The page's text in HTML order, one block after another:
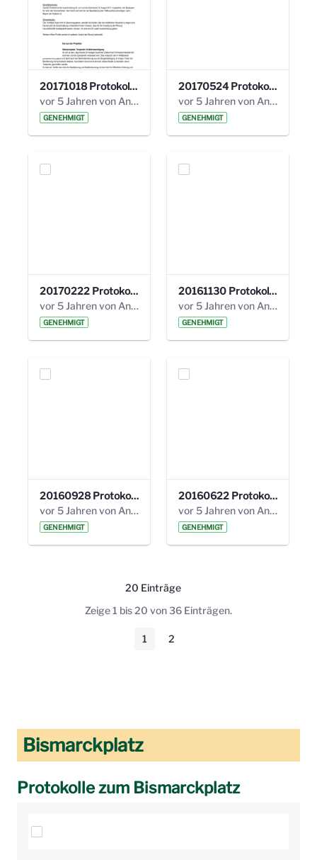
20171018 Protokoll 21. Steuerungskreis.pdf
vor 5 Jahren von Anni Schlumberger
GENEHMIGT
20170524 Protokoll 20. Steuerungskreis.pdf
vor 5 Jahren von Anni Schlumberger
GENEHMIGT
20170222 Protokoll 19. Steuerungskreis.pdf
vor 5 Jahren von Anni Schlumberger
GENEHMIGT
20161130 Protokoll 18. Steuerungskreis.pdf
vor 5 Jahren von Anni Schlumberger
GENEHMIGT
20160928 Protokoll 17. Steuerungskreis.pdf
vor 5 Jahren von Anni Schlumberger
GENEHMIGT
20160622 Protokoll 16. Steuerungskreis.pdf
vor 5 Jahren von Anni Schlumberger
GENEHMIGT
20 Einträge
Pro Seite
Zeige 1 bis 20 von 36 Einträgen.
Seite
1 Seite
2
Bismarckplatz
Protokolle zum Bismarckplatz
Elemente auswählen